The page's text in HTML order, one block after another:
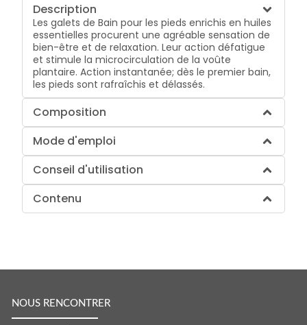
Description
Les galets de Bain pour les pieds enrichis en huiles
essentielles procurent une agréable sensation de
bien-être et de relaxation. Leur action défatigue
et stimule la microcirculation de la voûte
plantaire. Action instantanée; dès le premier bain,
les pieds sont rafraîchis et délassés.
Composition
Mode d'emploi
Conseil d'utilisation
Contenu
NOUS RENCONTRER